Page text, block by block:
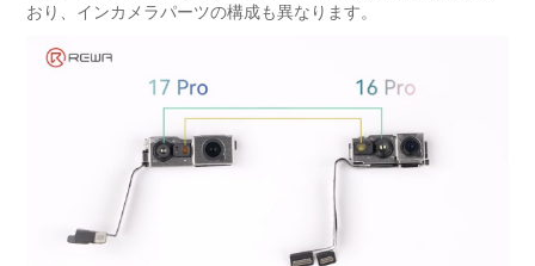
おり、インカメラパーツの構成も異なります。